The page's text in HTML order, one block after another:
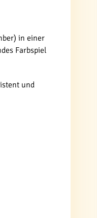
in einer
Farbspiel
und